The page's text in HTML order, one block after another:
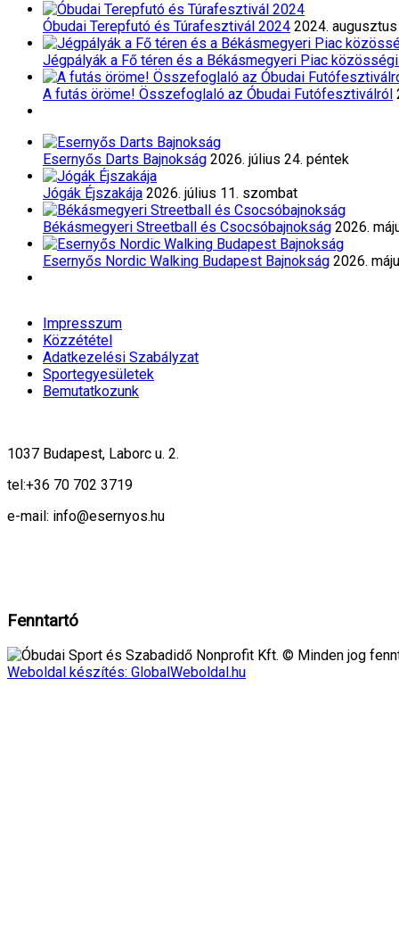
Óbudai Terepfutó és Túrafesztivál 2024 2024.
Jégpályák a Fő téren és a Békásmegyeri Piac
A futás öröme! Összefoglaló az Óbudai Futófesztiválról
Esernyős Darts Bajnokság 2026. július 24. péntek
Jógák Éjszakája 2026. július 11. szombat
Békásmegyeri Streetball és Csocsóbajnokság 2026.
Esernyős Nordic Walking Budapest Bajnokság 2026.
Impresszum
Közzététel
Adatkezelési Szabályzat
Sportegyesületek
Bemutatkozunk
1037 Budapest, Laborc u. 2.
tel:+36 70 702 3719
e-mail: info@esernyos.hu
Fenntartó
Óbudai Sport és Szabadidő Nonprofit Kft. © Minden jog
Weboldal készítés: GlobalWeboldal.hu